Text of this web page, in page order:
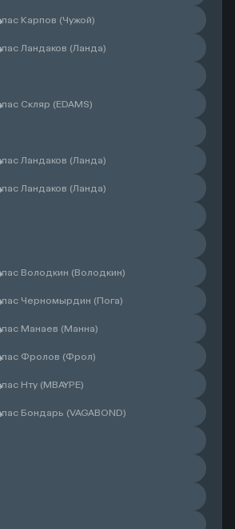
пас Карпов (Чужой)
пас Ландаков (Ланда)
пас Скляр (EDAMS)
пас Ландаков (Ланда)
пас Ландаков (Ланда)
пас Володкин (Володкин)
пас Черномырдин (Пога)
пас Манаев (Манна)
пас Фролов (Фрол)
пас Нту (MBAYPE)
пас Бондарь (VAGABOND)